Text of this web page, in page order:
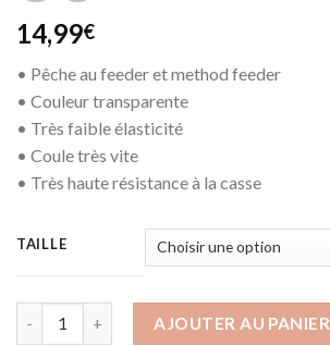
14,99€
• Pêche au feeder et method feeder
• Couleur transparente
• Très faible élasticité
• Coule très vite
• Très haute résistance à la casse
TAILLE
AJOUTER AU PANIER